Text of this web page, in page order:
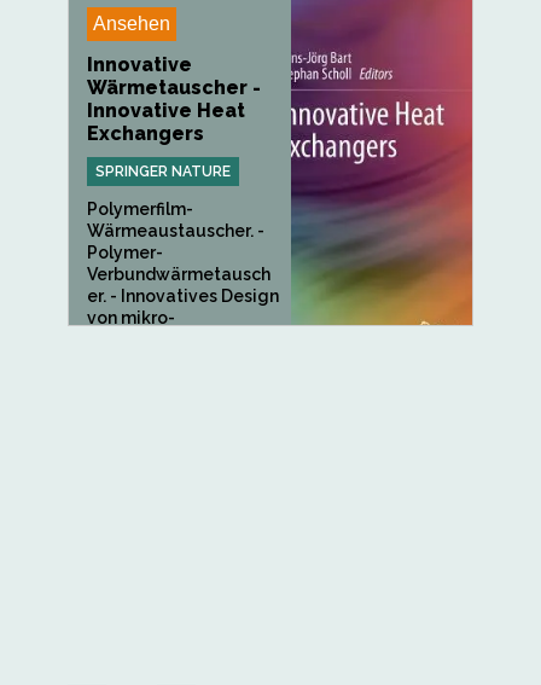
Ansehen
Innovative
Wärmetauscher -
Innovative Heat
Exchangers
SPRINGER NATURE
Polymerfilm-
Wärmeaustauscher. -
Polymer-
Verbundwärmetausch
er. - Innovatives Design
von mikro-